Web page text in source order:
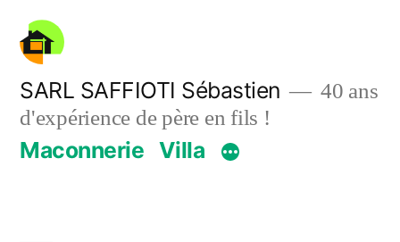
Aller
contenu
SARL SAFFIOTI Sébastien
40 ans
d'expérience de père en fils !
Maconnerie Villa